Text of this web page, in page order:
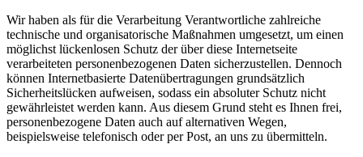
Wir haben als für die Verarbeitung Verantwortliche zahlreiche
technische und organisatorische Maßnahmen umgesetzt, um einen
möglichst lückenlosen Schutz der über diese Internetseite
verarbeiteten personenbezogenen Daten sicherzustellen. Dennoch
können Internetbasierte Datenübertragungen grundsätzlich
Sicherheitslücken aufweisen, sodass ein absoluter Schutz nicht
gewährleistet werden kann. Aus diesem Grund steht es Ihnen frei,
personenbezogene Daten auch auf alternativen Wegen,
beispielsweise telefonisch oder per Post, an uns zu übermitteln.